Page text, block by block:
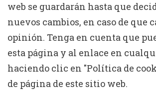
web se guardarán hasta que
nuevos cambios, en caso de que
opinión. Tenga en cuenta que
esta página y al enlace en
haciendo clic en "Política de
de página de este sitio web.